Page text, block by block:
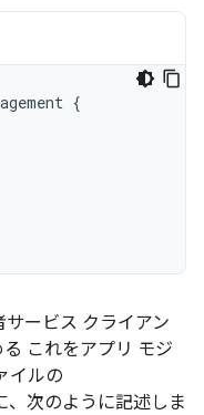
{
ービス クライアン
これをアプリ モジ
イルの
、次のように記述しま